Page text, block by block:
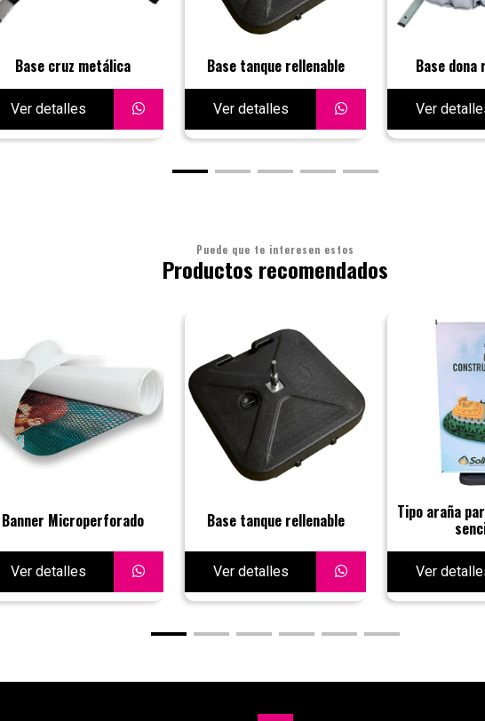
Base cruz metálica
Ver detalles
Base tanque rellenable
Ver detalles
Base dona
Ver
Puede que te interesen estos
Productos recomendados
Banner Microperforado
Ver detalles
Base tanque rellenable
Ver detalles
Tipo araña
Ver